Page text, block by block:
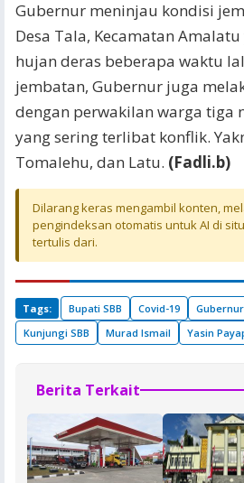
Gubernur meninjau kondisi
Desa Tala, Kecamatan
hujan deras beberapa waktu
jembatan, Gubernur juga
dengan perwakilan warga tiga
yang sering terlibat konflik.
Tomalehu, dan Latu. (Fadli.b)
Dilarang keras mengambil konten,
pengindeksan otomatis untuk AI di
tertulis dari.
Tags: Bupati SBB Covid-19
Kunjungi SBB
Murad Ismail Yasin
Berita Terkait